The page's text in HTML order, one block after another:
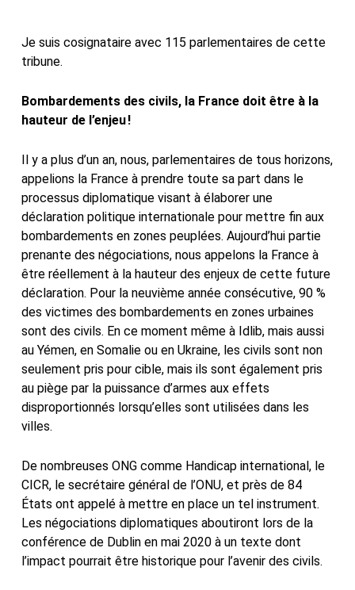
Je suis cosignataire avec 115 parlementaires de cette
tribune.
Bombardements des civils, la France doit être à la
hauteur de l’enjeu !
Il y a plus d’un an, nous, parlementaires de tous horizons,
appelions la France à prendre toute sa part dans le
processus diplomatique visant à élaborer une
déclaration politique internationale pour mettre fin aux
bombardements en zones peuplées. Aujourd’hui partie
prenante des négociations, nous appelons la France à
être réellement à la hauteur des enjeux de cette future
déclaration. Pour la neuvième année consécutive, 90 %
des victimes des bombardements en zones urbaines
sont des civils. En ce moment même à Idlib, mais aussi
au Yémen, en Somalie ou en Ukraine, les civils sont non
seulement pris pour cible, mais ils sont également pris
au piège par la puissance d’armes aux effets
disproportionnés lorsqu’elles sont utilisées dans les
villes.
De nombreuses ONG comme Handicap international, le
CICR, le secrétaire général de l’ONU, et près de 84
États ont appelé à mettre en place un tel instrument.
Les négociations diplomatiques aboutiront lors de la
conférence de Dublin en mai 2020 à un texte dont
l’impact pourrait être historique pour l’avenir des civils.